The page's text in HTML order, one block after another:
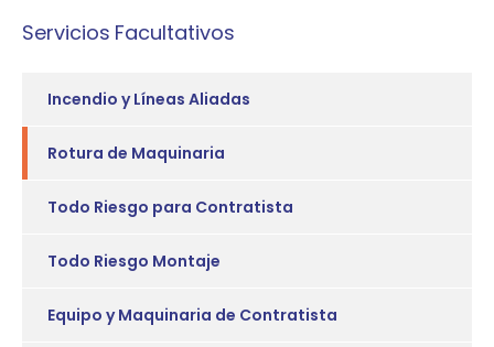
Servicios Facultativos
Incendio y Líneas Aliadas
Rotura de Maquinaria
Todo Riesgo para Contratista
Todo Riesgo Montaje
Equipo y Maquinaria de Contratista